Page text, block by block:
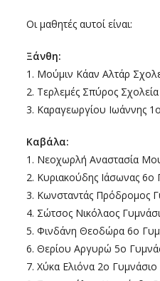
Οι μαθητές αυτοί είναι:
Ξάνθη:
1. Μούμιν Κάαν Αλτάρ
2. Τερλεμές Σπύρος
3. Καραγεωργίου Ιωάννης
Καβάλα:
1. Νεοχωρλή Αναστασία
2. Κυριακούδης Ιάσωνας 6ο
3. Κωνσταντάς Πρόδρομος
4. Σώτσος Νικόλαος
5. Φινδάνη Θεοδώρα 6ο
6. Θερίου Αργυρώ 5ο
7. Χύκα Ελιόνα 2ο